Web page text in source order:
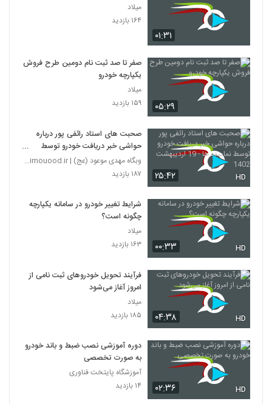
۰۱:۳۱
میلاد
۱۶۴ بازدید
۰۵:۲۹
صفر تا صد ثبت نام دومین طرح فروش
یکپارچه خودرو
میلاد
۱۵۹ بازدید
۲۵:۴۲ HD
صحبت های استاد رائفی پور درباره
حواشی خبر دریافت خودرو توسط
نماینده ها - 19 اردیبهشت 1402
وبگاه مهدی موعود (عج) | mahdimouood.ir
۱۸۷ بازدید
۰۰:۳۳ HD
شرایط تغییر خودرو در سامانه یکپارچه
چگونه است؟
میلاد
۱۶۳ بازدید
۰۴:۳۸ HD
فرآیند تحویل خودروهای ثبت نامی از
امروز آغاز می‌شود
میلاد
۱۸۵ بازدید
۰۲:۳۶ HD
دوره آموزشی نصب ضبط و باند خودرو
به صورت تخصصی
آموزشگاه پایتخت فناوری
۱۴ بازدید